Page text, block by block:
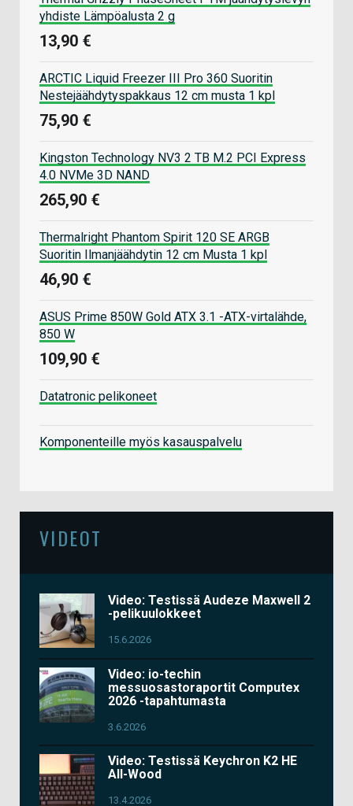
yhdiste Lämpöalusta 2 g
13,90 €
ARCTIC Liquid Freezer III Pro 360 Suoritin
Nestejäähdytyspakkaus 12 cm musta 1 kpl
75,90 €
Kingston Technology NV3 2 TB M.2 PCI Express
4.0 NVMe 3D NAND
265,90 €
Thermalright Phantom Spirit 120 SE ARGB
Suoritin Ilmanjäähdytin 12 cm Musta 1 kpl
46,90 €
ASUS Prime 850W Gold ATX 3.1 -ATX-virtalähde,
850 W
109,90 €
Datatronic pelikoneet
Komponenteille myös kasauspalvelu
VIDEOT
Video: Testissä Audeze Maxwell 2
-pelikuulokkeet
15.6.2026
Video: io-techin
messuosastoraportit Computex
2026 -tapahtumasta
3.6.2026
Video: Testissä Keychron K2 HE
All-Wood
13.4.2026